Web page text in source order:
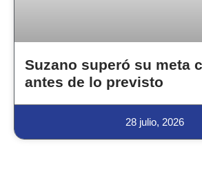
Suzano superó su meta
antes de lo previsto
28 julio, 2026